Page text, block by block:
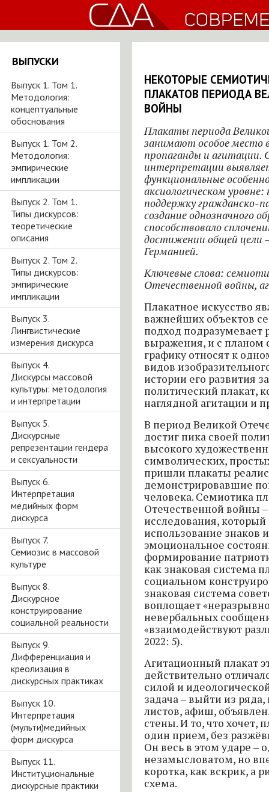
ВЫПУСКИ
Выпуск 1. Том 1.
Методология:
концептуальные
обоснования
Выпуск 1. Том 2.
Методология:
эмпирические
импликации
Выпуск 2. Том 1.
Типы дискурсов:
теоретические
описания
Выпуск 2. Том 2.
Типы дискурсов:
эмпирические
импликации
Выпуск 3.
Лингвистические
измерения дискурса
Выпуск 4.
Дискурсы массовой
культуры: методология
и интерпретации
Выпуск 5.
Дискурсные
репрезентации гендера
и сексуальности
Выпуск 6.
Интерпретация
медийных форм
дискурса
Выпуск 7.
Семиозис в массовой
культуре
Выпуск 8.
Дискурсное
конструирование
социальной реальности
Выпуск 9.
Дифференциация и
креолизация в
дискурсных практиках
Выпуск 10.
Интерпретация
(мульти)медийных
форм дискурса
Выпуск 11.
Институциональные
дискурсные практики
НЕКОТОРЫЕ
ПЛАКАТОВ ПЕРИОДА
ВОЙНЫ
Плакаты периода
занимают особое место
пропаганды и агитации.
интерпретации
функциональные
аксиологическом
поддержку гражданско-
создание однозначного
способствовало
достижении общей цели
Германией.
Ключевые слова:
Отечественной войны,
Плакатное искусство
важнейших объектов
подход подразумевает
выражения, и с планом
графику относят к
видов
истории его развития
политический плакат,
наглядной агитации и
В период Великой
достиг пика своей
высокого
символических,
пришли плакаты
демонстрировавшие
человека. Семиотика
Отечественной войны
исследования, который
использование знаков
эмоциональное
формирование
как знаковая система
социальном
знаковая система
воплощает
невербальных
«взаимодействуют
2022: 5).
Агитационный плакат
действительно
силой и
задача – выйти из
листов, афиш,
стены. И то, что хочет,
один прием, без
Он весь в этом ударе –
незамысловатом, но
коротка, как вскрик, а
схема.